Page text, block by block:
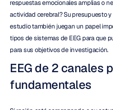
respuestas emocionales amplias o
actividad cerebral? Su presupuesto
estudio también juegan un papel
tipos de sistemas de EEG para que
para sus objetivos de investigación.
EEG de 2 canales
fundamentales